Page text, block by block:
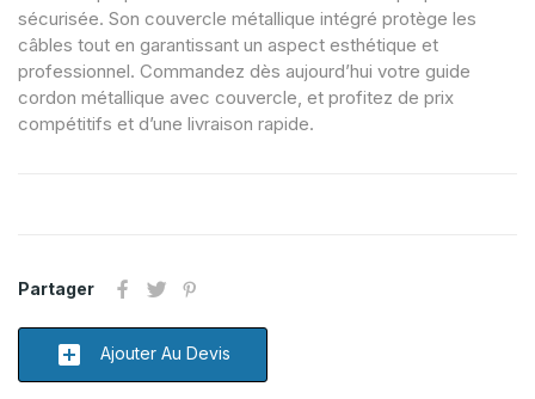
sécurisée. Son couvercle métallique intégré protège les
câbles tout en garantissant un aspect esthétique et
professionnel. Commandez dès aujourd’hui votre guide
cordon métallique avec couvercle, et profitez de prix
compétitifs et d’une livraison rapide.
Partager
add_box Ajouter Au Devis